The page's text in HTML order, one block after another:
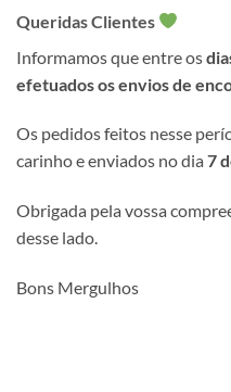
Queridas Clientes
Informamos que entre os
efetuados os envios de
Os pedidos feitos nesse
carinho e enviados no dia 7
Obrigada pela vossa
desse lado.
Bons Mergulhos